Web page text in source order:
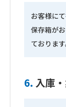
お客様に
保存箱が
ております
6. 入庫